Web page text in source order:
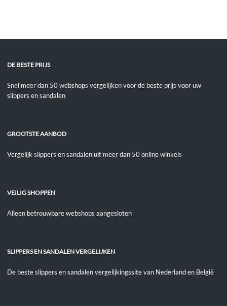
DE BESTE PRIJS
Snel meer dan 50 webshops vergelijken voor de beste prijs voor uw
slippers en sandalen
GROOTSTE AANBOD
Vergelijk slippers en sandalen uit meer dan 50 online winkels
VEILIG SHOPPEN
Alleen betrouwbare webshops aangesloten
SLIPPERS EN SANDALEN VERGELIJKEN
De beste slippers en sandalen vergelijkingssite van Nederland en België